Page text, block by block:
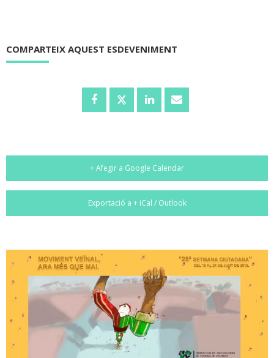
COMPARTEIX AQUEST ESDEVENIMENT
+ Afegir a Google Calendar
Exportació a + iCal / Outlook